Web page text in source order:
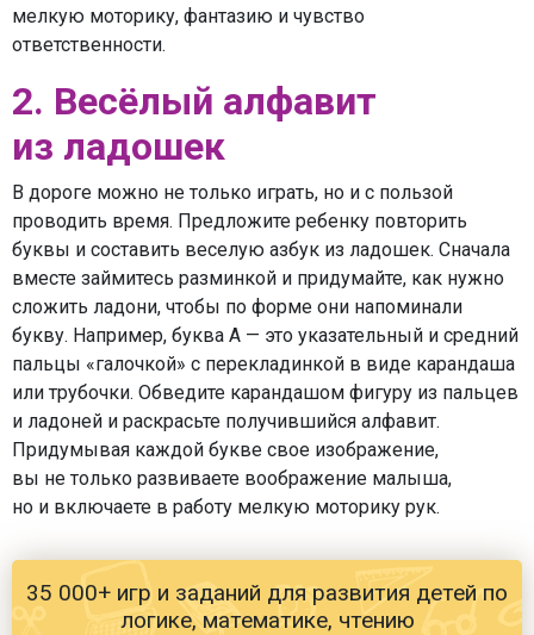
мелкую моторику, фантазию и чувство
ответственности.
2. Весёлый алфавит
из ладошек
В дороге можно не только играть, но и с пользой
проводить время. Предложите ребенку повторить
буквы и составить веселую азбук из ладошек. Сначала
вместе займитесь разминкой и придумайте, как нужно
сложить ладони, чтобы по форме они напоминали
букву. Например, буква А — это указательный и средний
пальцы «галочкой» с перекладинкой в виде карандаша
или трубочки. Обведите карандашом фигуру из пальцев
и ладоней и раскрасьте получившийся алфавит.
Придумывая каждой букве свое изображение,
вы не только развиваете воображение малыша,
но и включаете в работу мелкую моторику рук.
35 000+ игр и заданий для развития детей по
логике, математике, чтению